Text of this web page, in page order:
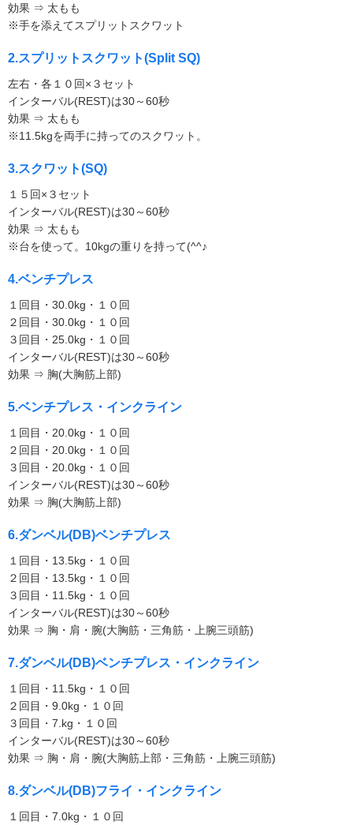
効果 ⇒ 太もも
※手を添えてスプリットスクワット
2.スプリットスクワット(Split SQ)
左右・各１０回×３セット
インターバル(REST)は30～60秒
効果 ⇒ 太もも
※11.5kgを両手に持ってのスクワット。
3.スクワット(SQ)
１５回×３セット
インターバル(REST)は30～60秒
効果 ⇒ 太もも
※台を使って。10kgの重りを持って(^^♪
4.ベンチプレス
１回目・30.0kg・１０回
２回目・30.0kg・１０回
３回目・25.0kg・１０回
インターバル(REST)は30～60秒
効果 ⇒ 胸(大胸筋上部)
5.ベンチプレス・インクライン
１回目・20.0kg・１０回
２回目・20.0kg・１０回
３回目・20.0kg・１０回
インターバル(REST)は30～60秒
効果 ⇒ 胸(大胸筋上部)
6.ダンベル(DB)ベンチプレス
１回目・13.5kg・１０回
２回目・13.5kg・１０回
３回目・11.5kg・１０回
インターバル(REST)は30～60秒
効果 ⇒ 胸・肩・腕(大胸筋・三角筋・上腕三頭筋)
7.ダンベル(DB)ベンチプレス・インクライン
１回目・11.5kg・１０回
２回目・9.0kg・１０回
３回目・7.kg・１０回
インターバル(REST)は30～60秒
効果 ⇒ 胸・肩・腕(大胸筋上部・三角筋・上腕三頭筋)
8.ダンベル(DB)フライ・インクライン
１回目・7.0kg・１０回